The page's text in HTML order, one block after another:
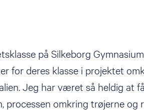
på Silkeborg
for deres klasse i projektet
Jeg har været så heldig at
processen omkring trøjerne og